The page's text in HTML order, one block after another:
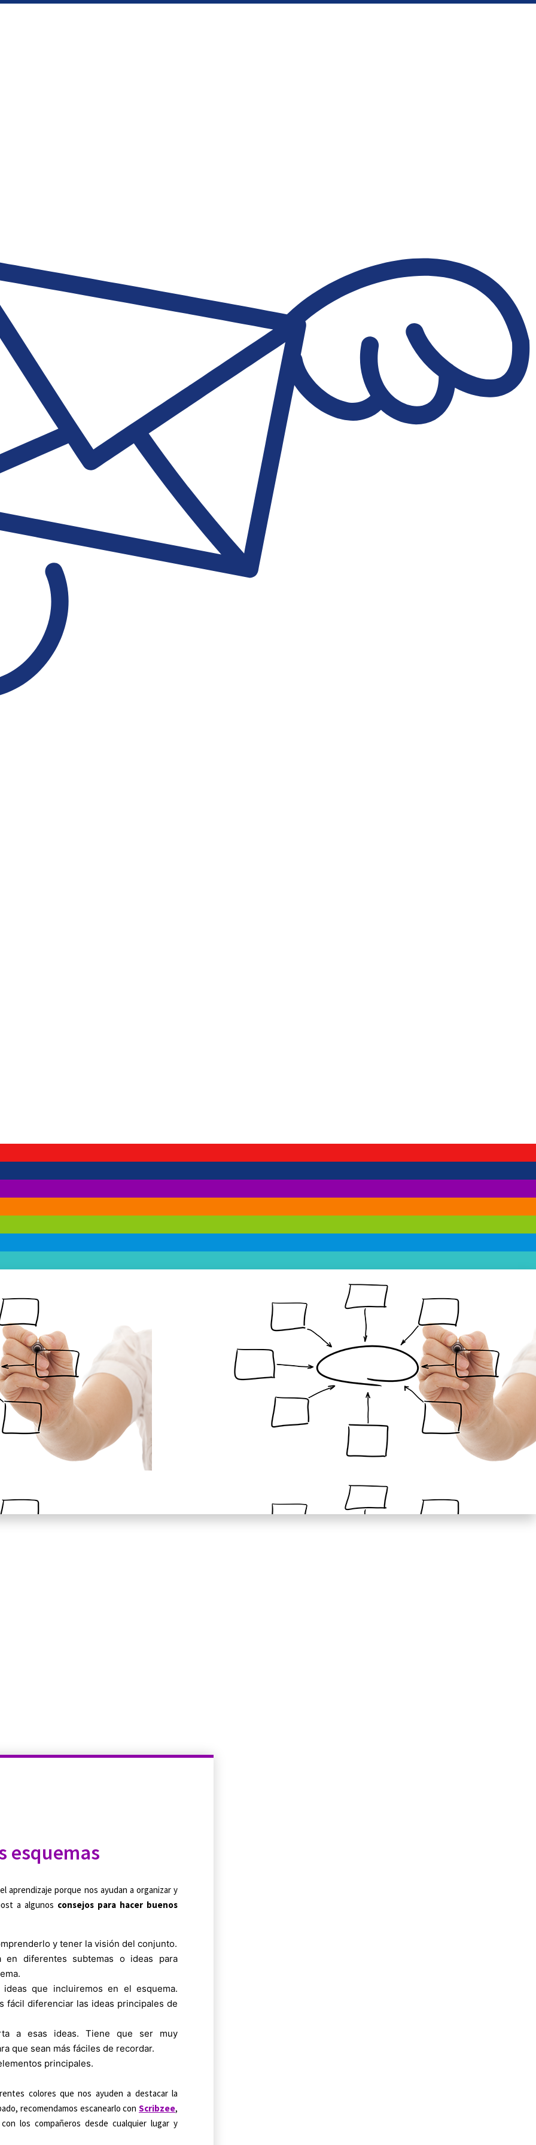
esquemas
aprendizaje porque nos ayudan a organizar y
a algunos consejos para hacer buenos
y tener la visión del conjunto.
en diferentes subtemas o ideas para
que incluiremos en el esquema.
fácil diferenciar las ideas principales de
a esas ideas. Tiene que ser muy
que sean más fáciles de recordar.
principales.
colores que nos ayuden a destacar la
recomendamos escanearlo con Scribzee,
los compañeros desde cualquier lugar y